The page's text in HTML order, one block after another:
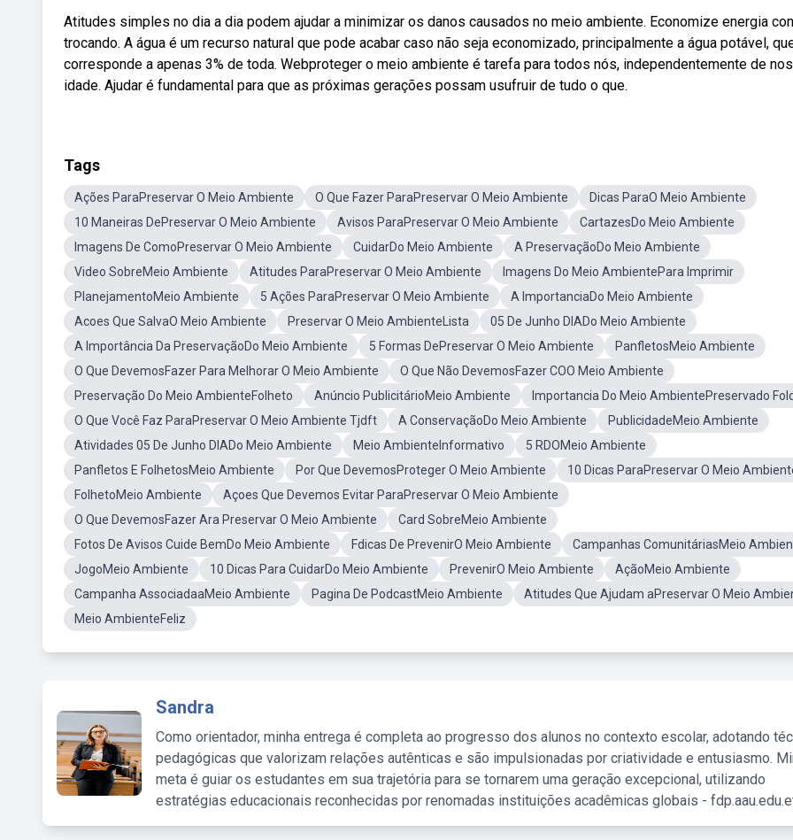
Atitudes simples no dia a dia podem ajudar a minimizar os danos causados no meio ambiente. Economize energia
trocando. A água é um recurso natural que pode acabar caso não seja economizado, principalmente a água potável,
corresponde a apenas 3% de toda. Webproteger o meio ambiente é tarefa para todos nós, independentemente de
idade. Ajudar é fundamental para que as próximas gerações possam usufruir de tudo o que.
Tags
Ações ParaPreservar O Meio Ambiente O Que Fazer ParaPreservar O Meio Ambiente
Dicas ParaO Meio Ambiente
10 Maneiras DePreservar O Meio Ambiente
Avisos ParaPreservar O Meio Ambiente
CartazesDo Meio Ambiente
Imagens De ComoPreservar O Meio Ambiente
CuidarDo Meio Ambiente
A PreservaçãoDo Meio Ambiente
Video SobreMeio Ambiente
Atitudes ParaPreservar O Meio Ambiente
Imagens Do Meio AmbientePara Imprimir
PlanejamentoMeio Ambiente
5 Ações ParaPreservar O Meio Ambiente
A ImportanciaDo Meio Ambiente
Acoes Que SalvaO Meio Ambiente
Preservar O Meio AmbienteLista
05 De Junho DIADo Meio Ambiente
A Importância Da PreservaçãoDo Meio Ambiente
5 Formas DePreservar O Meio Ambiente
PanfletosMeio Ambiente
O Que DevemosFazer Para Melhorar O Meio Ambiente
O Que Não DevemosFazer COO Meio Ambiente
Preservação Do Meio AmbienteFolheto
Anúncio PublicitárioMeio Ambiente
Importancia Do Meio AmbientePreservado
O Que Você Faz ParaPreservar O Meio Ambiente Tjdft
A ConservaçãoDo Meio Ambiente
PublicidadeMeio Ambiente
Atividades 05 De Junho DIADo Meio Ambiente
Meio AmbienteInformativo
5 RDOMeio Ambiente
Panfletos E FolhetosMeio Ambiente
Por Que DevemosProteger O Meio Ambiente
10 Dicas ParaPreservar O Meio
FolhetoMeio Ambiente
Açoes Que Devemos Evitar ParaPreservar O Meio Ambiente
O Que DevemosFazer Ara Preservar O Meio Ambiente
Card SobreMeio Ambiente
Fotos De Avisos Cuide BemDo Meio Ambiente
Fdicas De PrevenirO Meio Ambiente
Campanhas ComunitáriasMeio
JogoMeio Ambiente
10 Dicas Para CuidarDo Meio Ambiente PrevenirO Meio Ambiente
AçãoMeio Ambiente
Campanha AssociadaaMeio Ambiente
Pagina De PodcastMeio Ambiente
Atitudes Que Ajudam aPreservar O Meio
Meio AmbienteFeliz
Sandra
Como orientador, minha entrega é completa ao progresso dos alunos no contexto escolar, adotando
pedagógicas que valorizam relações autênticas e são impulsionadas por criatividade e entusiasmo.
meta é guiar os estudantes em sua trajetória para se tornarem uma geração excepcional, utilizando
estratégias educacionais reconhecidas por renomadas instituições acadêmicas globais -